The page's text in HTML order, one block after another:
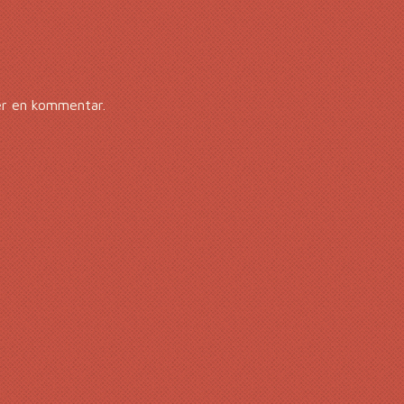
en kommentar.